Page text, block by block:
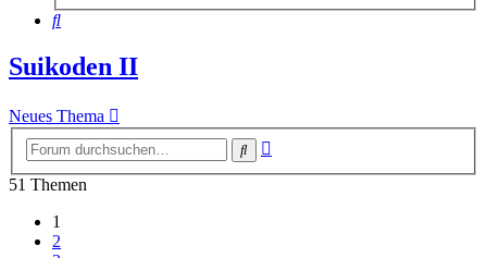
Suche
Suikoden II
Neues Thema
Suche
51 Themen
1
2